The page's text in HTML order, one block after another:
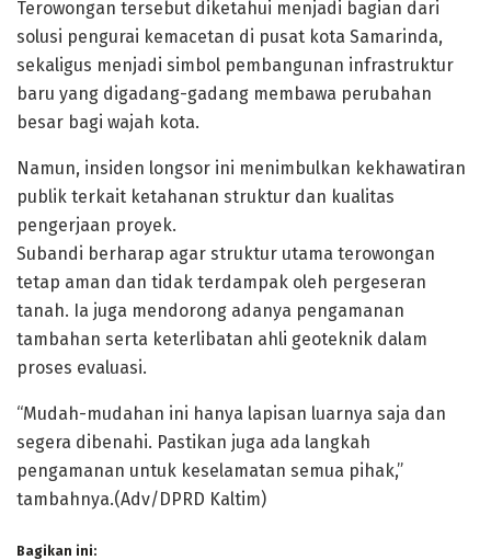
Terowongan tersebut diketahui menjadi bagian dari
solusi pengurai kemacetan di pusat kota Samarinda,
sekaligus menjadi simbol pembangunan infrastruktur
baru yang digadang-gadang membawa perubahan
besar bagi wajah kota.
Namun, insiden longsor ini menimbulkan kekhawatiran
publik terkait ketahanan struktur dan kualitas
pengerjaan proyek.
Subandi berharap agar struktur utama terowongan
tetap aman dan tidak terdampak oleh pergeseran
tanah. Ia juga mendorong adanya pengamanan
tambahan serta keterlibatan ahli geoteknik dalam
proses evaluasi.
“Mudah-mudahan ini hanya lapisan luarnya saja dan
segera dibenahi. Pastikan juga ada langkah
pengamanan untuk keselamatan semua pihak,”
tambahnya.(Adv/DPRD Kaltim)
Bagikan ini: